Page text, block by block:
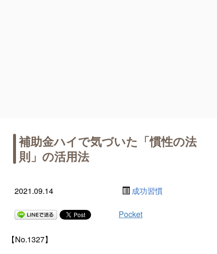
補助金ハイで気づいた「慣性の法
則」の活用法
2021.09.14 成功習慣
Pocket
【No.1327】